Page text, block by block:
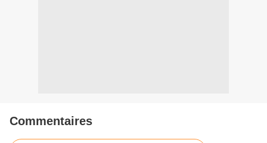
Commentaires